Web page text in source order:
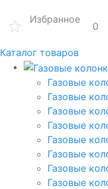
Избранное
0
Каталог товаров
Газовые
Газовые
Газовые
Газовые
Газовые
Газовые
Газовые
Газовые